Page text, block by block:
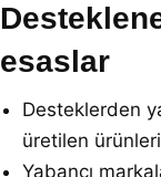
esaslar
Desteklerden
üretilen
Yabancı